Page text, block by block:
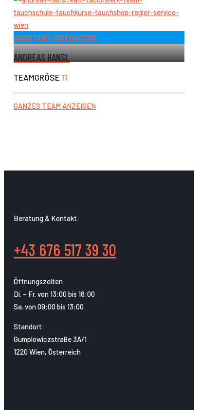
ASSISTENT INSTRUCTOR
ANDREAS HANSL
TEAMGRÖSE 11
GANZES TEAM ANZEIGEN
Beratung & Kontakt:
+43 676 517 39 30
Öffnungszeiten:
Di. – Fr. von 13:00 bis 18:00
Sa. von 09:00 bis 13:00
Standort:
Gumplowiczstraße 3A/1
1220 Wien, Österreich